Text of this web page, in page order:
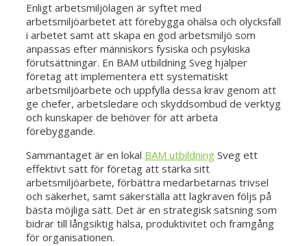
Enligt arbetsmiljölagen är syftet med
arbetsmiljöarbetet att förebygga ohälsa och olycksfall
i arbetet samt att skapa en god arbetsmiljö som
anpassas efter människors fysiska och psykiska
förutsättningar. En BAM utbildning Sveg hjälper
företag att implementera ett systematiskt
arbetsmiljöarbete och uppfylla dessa krav genom att
ge chefer, arbetsledare och skyddsombud de verktyg
och kunskaper de behöver för att arbeta
förebyggande.
Sammantaget är en lokal BAM utbildning Sveg ett
effektivt sätt för företag att stärka sitt
arbetsmiljöarbete, förbättra medarbetarnas trivsel
och säkerhet, samt säkerställa att lagkraven följs på
bästa möjliga sätt. Det är en strategisk satsning som
bidrar till långsiktig hälsa, produktivitet och framgång
för organisationen.